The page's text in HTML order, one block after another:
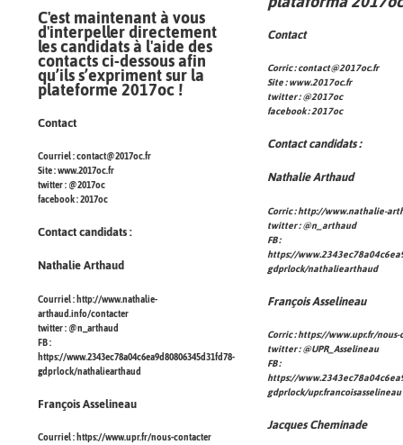
C'est maintenant à vous
d'interpeller directement
les candidats à l'aide des
contacts ci-dessous afin
qu’ils s’expriment sur la
plateforme 2017oc !
Contact
Courriel :contact@2017oc.fr
Site :www.2017oc.fr
twitter : @2017oc
facebook :2017oc
Contact candidats :
Nathalie Arthaud
Courriel : http://www.nathalie-
arthaud.info/contacter
twitter : @n_arthaud
FB :
https://www.2343ec78a04c6ea9d80806345d31fd78-
gdprlock/nathaliearthaud
François Asselineau
Courriel : https://www.upr.fr/nous-contacter
Contact
Corric :contact@2017oc.fr
Site :www.2017oc.fr
twitter :@2017oc
facebook :2017oc
Contact candidats :
Nathalie Arthaud
Corric :http://www.nathalie-
twitter :@n_arthaud
FB :
https://
gdprlock/nathaliearthaud
François Asselineau
Corric :https://www.upr.fr/
twitter :@UPR_Asselineau
FB :
https://
gdprlock/upr.francoisasselineau
Jacques Cheminade